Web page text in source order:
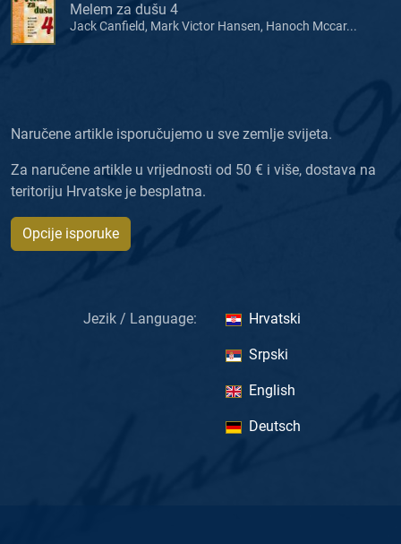
Melem za dušu 4
Jack Canfield, Mark Victor Hansen, Hanoch Mccar...
Naručene artikle isporučujemo u sve zemlje svijeta.
Za naručene artikle u vrijednosti od 50 € i više, dostava na
teritoriju Hrvatske je besplatna.
Opcije isporuke
Jezik / Language: Hrvatski
Srpski
English
Deutsch